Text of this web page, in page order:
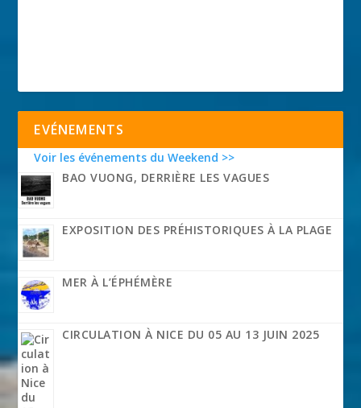
EVÉNEMENTS
Voir les événements du Weekend >>
BAO VUONG, DERRIÈRE LES VAGUES
EXPOSITION DES PRÉHISTORIQUES À LA PLAGE
MER À L’ÉPHÉMÈRE
CIRCULATION À NICE DU 05 AU 13 JUIN 2025